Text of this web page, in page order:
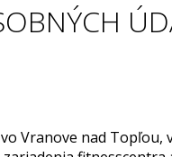
Vranove nad Topľou,